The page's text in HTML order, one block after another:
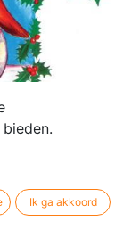
Ik ga akkoord